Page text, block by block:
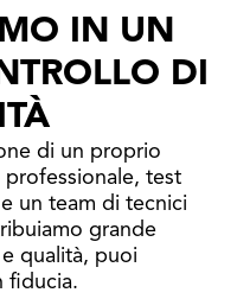
IN UN
DI
di un proprio
professionale, test
un team di tecnici
grande
qualità, puoi
fiducia.